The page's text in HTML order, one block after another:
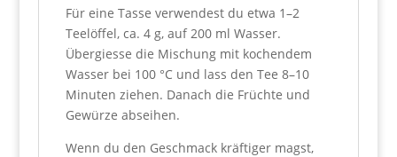
Für eine Tasse verwendest du etwa 1–2
Teelöffel, ca. 4 g, auf 200 ml Wasser.
Übergiesse die Mischung mit kochendem
Wasser bei 100 °C und lass den Tee 8–10
Minuten ziehen. Danach die Früchte und
Gewürze abseihen.
Wenn du den Geschmack kräftiger magst,